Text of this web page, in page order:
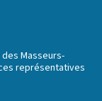
des Masseurs-
représentatives